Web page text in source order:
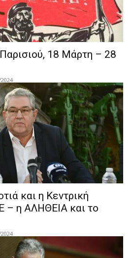
18 Μάρτη – 28
και η Κεντρική
– η ΑΛΗΘΕΙΑ και το